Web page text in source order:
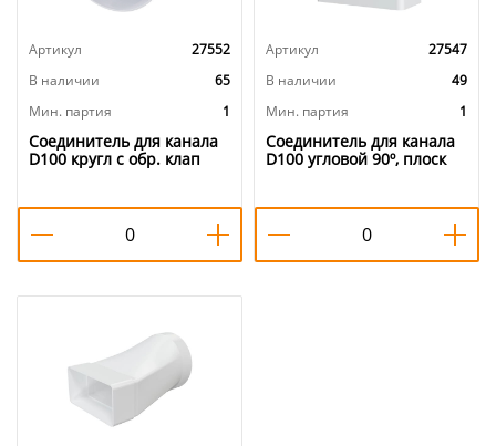
Артикул
27552
В наличии
65
Мин. партия
1
Соединитель для канала
D100 кругл с обр. клап
Артикул
27547
В наличии
49
Мин. партия
1
Соединитель для канала
D100 угловой 90º, плоск
1/30